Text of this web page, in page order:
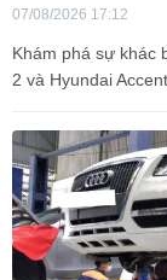
07/08/2026 17:12
Khám phá sự khác
2 và Hyundai